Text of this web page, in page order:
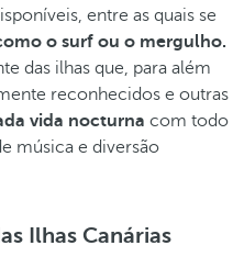
entre as quais se
o surf ou o mergulho.
das ilhas que, para além
reconhecidos e outras
vida nocturna com todo
música e diversão
Ilhas Canárias